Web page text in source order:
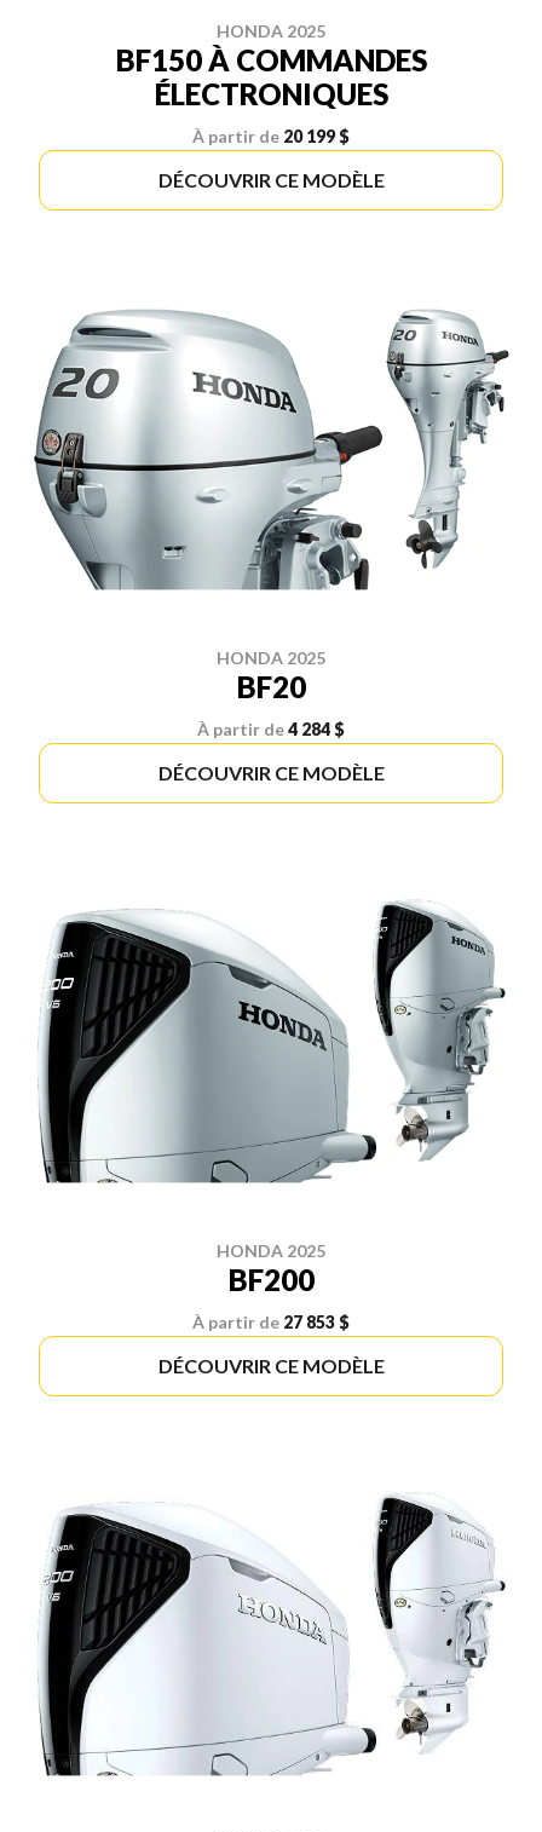
HONDA 2025
BF150 À COMMANDES
ÉLECTRONIQUES
À partir de 20 199 $
DÉCOUVRIR CE MODÈLE
HONDA 2025
BF20
À partir de4 284 $
DÉCOUVRIR CE MODÈLE
HONDA 2025
BF200
À partir de 27 853 $
DÉCOUVRIR CE MODÈLE